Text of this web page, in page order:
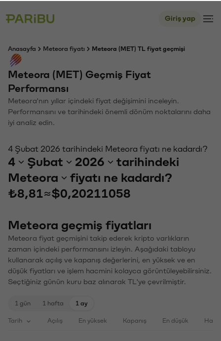
Giriş yap
Anasayfa Meteora fiyatı Meteora (MET) TL fiyat geçmişi
Meteora (MET) Geçmiş Fiyat
Performansı
Meteora'nın yıllar içindeki fiyat değişimini inceleyin.
Performansını ve tarihindeki önemli dönüm noktalarını daha
iyi analiz edin.
4 Şubat 2026 tarihindeki Meteora fiyatı ne kadardı?
4 Şubat 2026
tarihindeki
Meteora
fiyatı ne kadardı?
₺8,81 ≈$0,20211058
Meteora geçmiş fiyatları
Meteora fiyat geçmişini takip ederek kripto varlıkların
zaman içindeki performansını izleyin. Aşağıdaki tabloyu
kullanarak açılış ve kapanış değerlerini, en yüksek ve en
düşük fiyatları ve işlem hacmini kolayca görüntüleyebilirsiniz.
Seçtiğiniz günün kuru baz alınarak TL'ye çevrilmiştir.
1 gün 1 hafta 1 ay
Tarih Açılış En yüksek Kapanış En düşük